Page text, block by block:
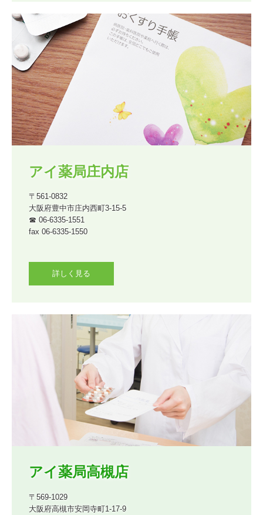
アイ薬局庄内店
〒561-0832
大阪府豊中市庄内西町3-15-5
☎ 06-6335-1551
fax 06-6335-1550
詳しく見る
アイ薬局高槻店
〒569-1029
大阪府高槻市安岡寺町1-17-9